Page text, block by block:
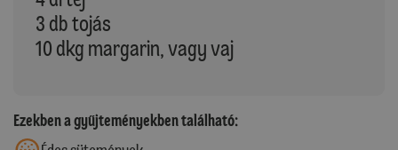
3 db tojás
10 dkg margarin, vagy vaj
Ezekben a gyűjteményekben található: